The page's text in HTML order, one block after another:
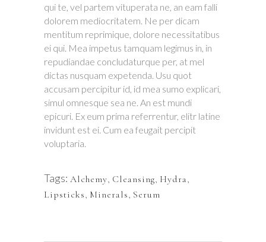
qui te, vel partem vituperata ne, an eam falli
dolorem mediocritatem. Ne per dicam
mentitum reprimique, dolore necessitatibus
ei qui. Mea impetus tamquam legimus in, in
repudiandae concludaturque per, at mel
dictas nusquam expetenda. Usu quot
accusam percipitur id, id mea sumo explicari,
simul omnesque sea ne. An est mundi
epicuri. Ex eum prima referrentur, elitr latine
invidunt est ei. Cum ea feugait percipit
voluptaria.
Tags: Alchemy, Cleansing, Hydra,
Lipsticks, Minerals, Serum